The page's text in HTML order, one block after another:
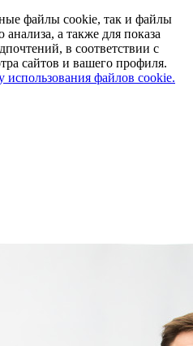
файлы cookie, так и файлы
а также для показа
в соответствии с
сайтов и вашего профиля.
использования файлов cookie.